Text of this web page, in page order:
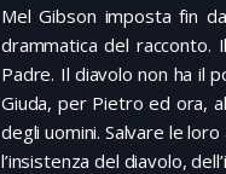
Mel Gibson imposta fin
drammatica del racconto.
Padre. Il diavolo non ha il
Giuda, per Pietro ed ora,
degli uomini. Salvare le
l’insistenza del diavolo,